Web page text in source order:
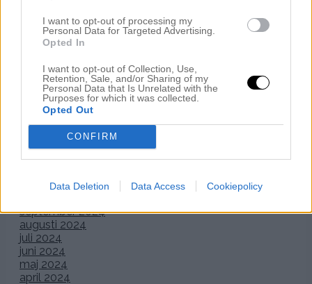
I want to opt-out of processing my
Personal Data for Targeted Advertising.
Opted In
I want to opt-out of Collection, Use,
Retention, Sale, and/or Sharing of my
Personal Data that Is Unrelated with the
Purposes for which it was collected.
Opted Out
CONFIRM
Data Deletion Data Access Cookiepolicy
Näbben Flisan framme på altarringen! Hennes
sidenklänning kommer från Sally Membery London, kofta
Sara Louise och svart skinnskor Vincent. I handen: en liten
minivariantav min brudbukett. Ovanför till höger skymtar